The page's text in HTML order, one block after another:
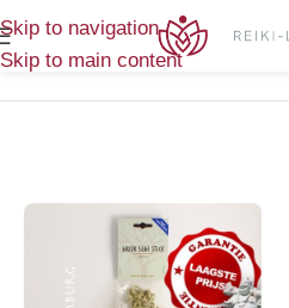
Skip to navigation
Skip to main content
Producten getagged